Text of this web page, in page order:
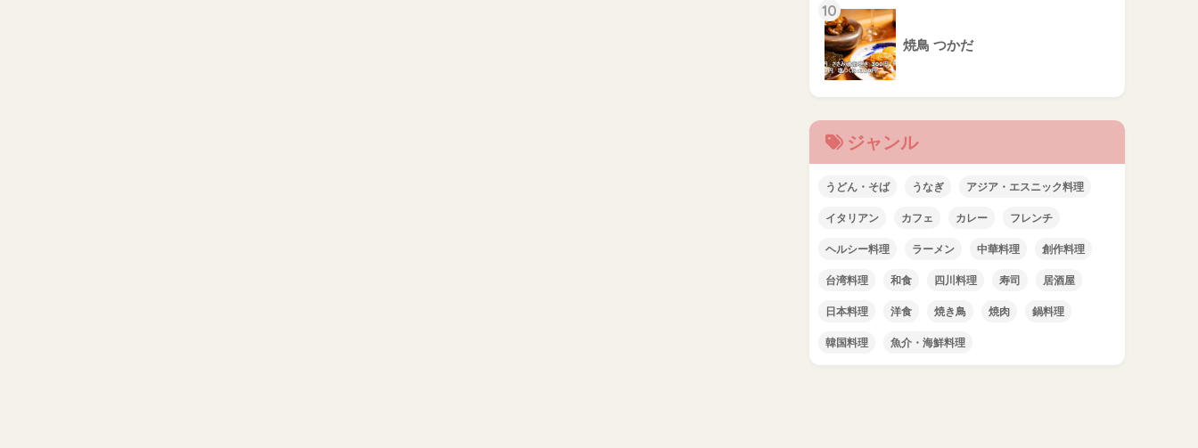
10
焼鳥 つかだ
ジャンル
うどん・そば うなぎ アジア・エスニック料理
イタリアン カフェ カレー フレンチ
ヘルシー料理 ラーメン 中華料理 創作料理
台湾料理 和食 四川料理 寿司 居酒屋
日本料理 洋食 焼き鳥 焼肉 鍋料理
韓国料理 魚介・海鮮料理